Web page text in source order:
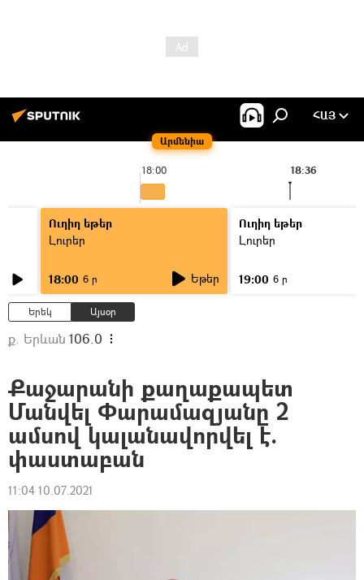
Արմենիա
ՀԱՅ
18:00 18:36
Ուղիղ եթեր
Լուրեր
18:00 6 ր Եթեր
Ուղիղ եթեր
Լուրեր
19:00 6 ր
Երեկ Այսօր
ք. Երևան 106.0
Քաջարանի քաղաքապետ
Մանվել Փարամազյանը 2
ամսով կալանավորվել է.
փաստաբան
11:04 10.07.2021